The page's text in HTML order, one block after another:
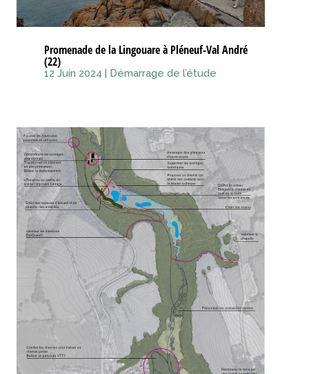
Promenade de la Lingouare à Pléneuf-Val André
(22)
12 Juin 2024 Démarrage de l’étude